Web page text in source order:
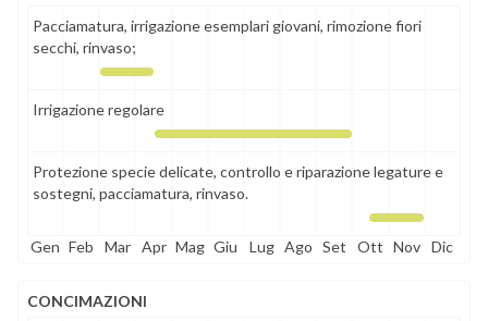
Pacciamatura, irrigazione esemplari giovani, rimozione fiori
secchi, rinvaso;
Irrigazione regolare
Protezione specie delicate, controllo e riparazione legature e
sostegni, pacciamatura, rinvaso.
Gen Feb Mar Apr Mag Giu Lug Ago Set Ott Nov Dic
CONCIMAZIONI